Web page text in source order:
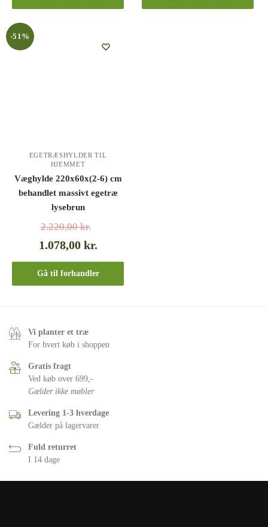
-51%
EGETRÆSHYLDER TIL
HJEMMET
Væghylde 220x60x(2-6) cm
behandlet massivt egetræ
lysebrun
2.220,00kr.
1.078,00 kr.
Gå til forhandler
Vi planter et træ
For hvert køb i shoppen
Gratis fragt
Ved køb over 699,-
Gælder ikke møbler
Levering 1-3 hverdage
Gælder på lagervarer
Fuld returret
I 14 dage